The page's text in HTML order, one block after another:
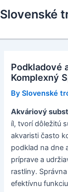
to
Slovenské
Podkladové
Komplexný
BySlovenské
Akváriový
íl, tvorí dôležitú
akvaristi často
podklad na dne
príprave a
rastliny.
efektívnu